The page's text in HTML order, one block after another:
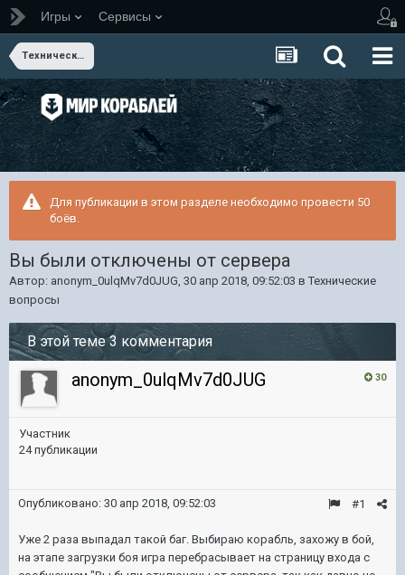
Игры Сервисы
Технические вопросы
Для публикации в этом разделе необходимо провести 50
боёв.
Вы были отключены от сервера
Автор: anonym_0ulqMv7d0JUG, 30 апр 2018, 09:52:03 в Технические
вопросы
В этой теме 3 комментария
30
anonym_0ulqMv7d0JUG
Участник
24 публикации
#1
Опубликовано: 30 апр 2018, 09:52:03
Уже 2 раза выпадал такой баг. Выбираю корабль, захожу в бой,
на этапе загрузки боя игра перебрасывает на страницу входа с